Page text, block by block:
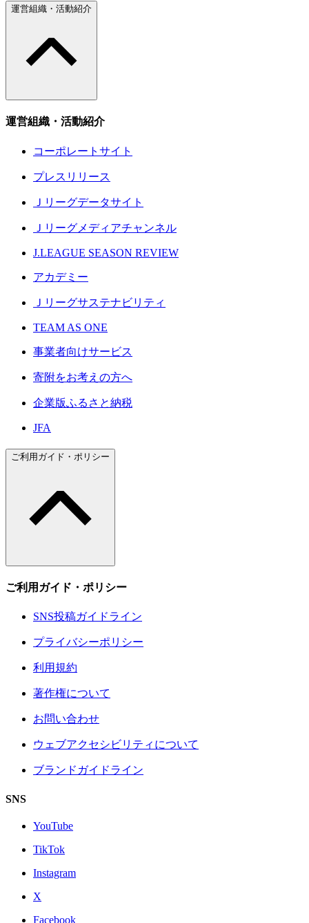
運営組織・活動紹介
運営組織・活動紹介
コーポレートサイト
プレスリリース
Ｊリーグデータサイト
Ｊリーグメディアチャンネル
J.LEAGUE SEASON REVIEW
アカデミー
Ｊリーグサステナビリティ
TEAM AS ONE
事業者向けサービス
寄附をお考えの方へ
企業版ふるさと納税
JFA
ご利用ガイド・ポリシー
ご利用ガイド・ポリシー
SNS投稿ガイドライン
プライバシーポリシー
利用規約
著作権について
お問い合わせ
ウェブアクセシビリティについて
ブランドガイドライン
SNS
YouTube
TikTok
Instagram
X
Facebook